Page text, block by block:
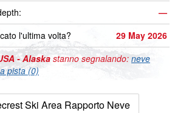
—
l'ultima volta?
29 May 2026
- Alaskastanno segnalando: neve
pista (0)
Ski Area Rapporto Neve